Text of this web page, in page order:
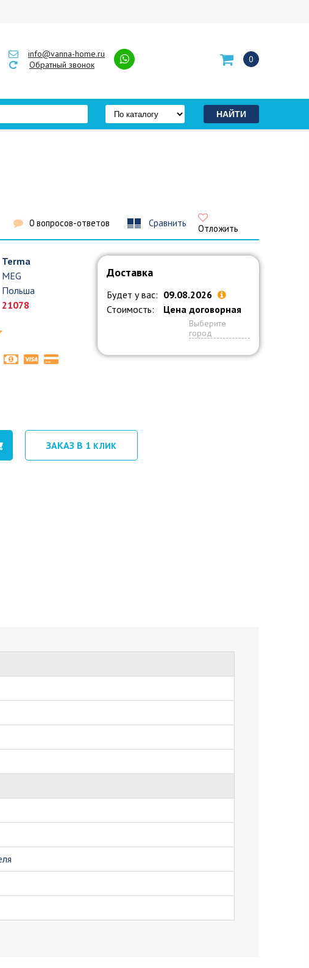
info@vanna-home.ru
Обратный звонок
0
0 вопросов-ответов Сравнить Отложить
Terma
MEG
Польша
21078
Доставка
Будет у вас: 09.08.2026
Стоимость:
Цена договорная
Выберите
город
ЗАКАЗ В 1 КЛИК